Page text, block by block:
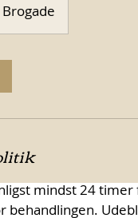
Brogade
mindst 24 timer